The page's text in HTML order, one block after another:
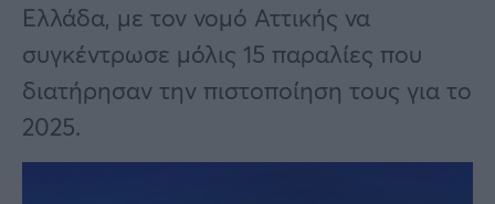
Γυναίκα
Καιρός
Ελλάδα, με τον νομό Αττικής να
συγκέντρωσε μόλις 15 παραλίες που
διατήρησαν την πιστοποίηση τους για το
2025.